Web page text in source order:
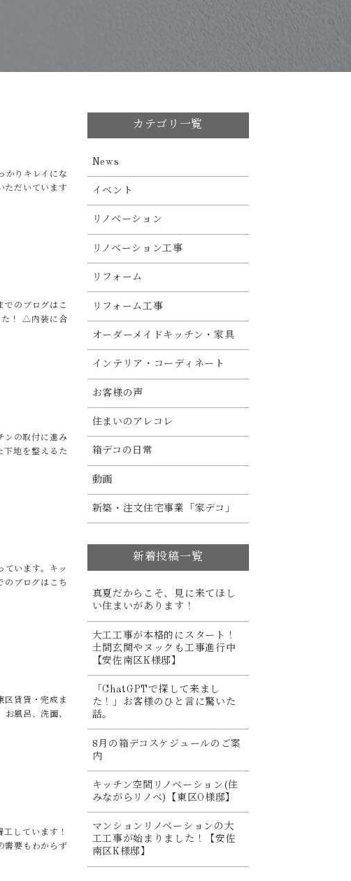
かりキレイにな
ただいています
でのブログはこ
た！ △内装に合
ンの取付に進み
地を整えるた
ています。キッ
のブログはこち
区賃貸・完成ま
風呂、洗面、
しています！
需要もわからず
カテゴリ一覧
News
イベント
リノベーション
リノベーション工事
リフォーム
リフォーム工事
オーダーメイドキッチン・家具
インテリア・コーディネート
お客様の声
住まいのアレコレ
箱デコの日常
動画
新築・注文住宅事業「家デコ」
新着投稿一覧
真夏だからこそ、見に来てほし
い住まいがあります！
大工工事が本格的にスタート！
土間玄関やヌックも工事進行中
【安佐南区K様邸】
「ChatGPTで探して来まし
た！」お客様のひと言に驚いた
話。
8月の箱デコスケジュールのご案
内
キッチン空間リノベーション(住
みながらリノベ)【東区O様邸】
マンションリノベーションの大
工工事が始まりました！【安佐
南区K様邸】